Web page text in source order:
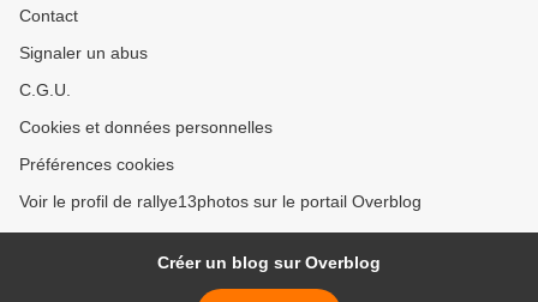
Contact
Signaler un abus
C.G.U.
Cookies et données personnelles
Préférences cookies
Voir le profil de rallye13photos sur le portail Overblog
Créer un blog sur Overblog